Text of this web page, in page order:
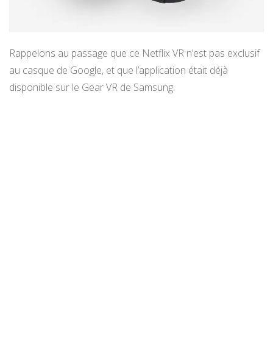
Rappelons au passage que ce Netflix VR n’est pas exclusif
au casque de Google, et que l’application était déjà
disponible sur le Gear VR de Samsung.